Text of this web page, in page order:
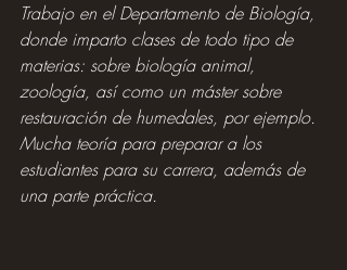
Trabajo en el Departamento de Biología,
donde imparto clases de todo tipo de
materias: sobre biología animal,
zoología, así como un máster sobre
restauración de humedales, por ejemplo.
Mucha teoría para preparar a los
estudiantes para su carrera, además de
una parte práctica.